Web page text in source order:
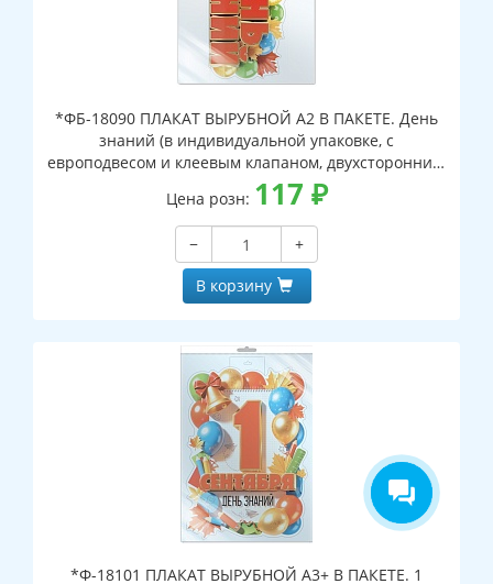
*ФБ-18090 ПЛАКАТ ВЫРУБНОЙ А2 В ПАКЕТЕ. День
знаний (в индивидуальной упаковке, с
европодвесом и клеевым клапаном, двухсторонний,
ВД-лак)
Цена розн: 117 ₽
−
+
В корзину
*Ф-18101 ПЛАКАТ ВЫРУБНОЙ А3+ В ПАКЕТЕ. 1